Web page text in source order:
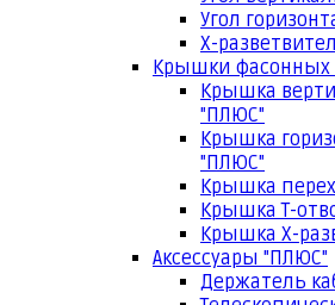
Угол
Х-
Крышки фасонных
Крышка
"ПЛЮС"
Крышка
"ПЛЮС"
Крышка
Крышка Т-
Крышка Х-
Аксессуары "ПЛЮС"
Держатель